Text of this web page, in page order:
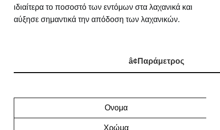
ιδιαίτερα το ποσοστό των εντόμων στα λαχανικά και
αύξησε σημαντικά την απόδοση των λαχανικών.
â¢Παράμετρος
Ονομα
Χρώμα